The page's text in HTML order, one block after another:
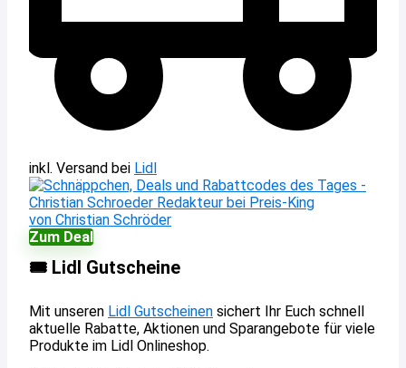
inkl. Versand bei Lidl
von Christian Schröder
Zum Deal
🎟️ Lidl Gutscheine
Mit unseren Lidl Gutscheinen sichert Ihr Euch schnell
aktuelle Rabatte, Aktionen und Sparangebote für viele
Produkte im Lidl Onlineshop.